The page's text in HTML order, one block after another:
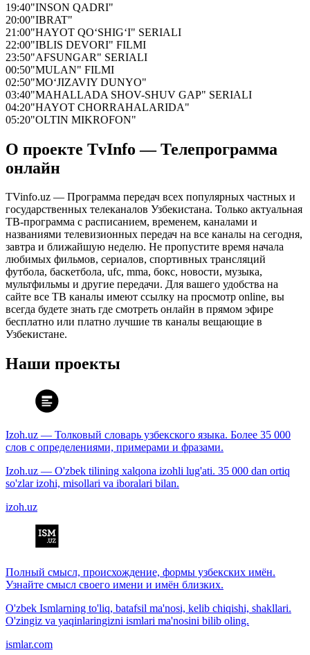
19:40"INSON QADRI"
20:00"IBRAT"
21:00"HAYOT QO‘SHIG‘I" SERIALI
22:00"IBLIS DEVORI" FILMI
23:50"AFSUNGAR" SERIALI
00:50"MULAN" FILMI
02:50"MO‘JIZAVIY DUNYO"
03:40"MAHALLADA SHOV-SHUV GAP" SERIALI
04:20"HAYOT CHORRAHALARIDA"
05:20"OLTIN MIKROFON"
О проекте TvInfo — Телепрограмма
онлайн
TVinfo.uz — Программа передач всех популярных частных и
государственных телеканалов Узбекистана. Только актуальная
ТВ-программа с расписанием, временем, каналами и
названиями телевизионных передач на все каналы на сегодня,
завтра и ближайшую неделю. Не пропустите время начала
любимых фильмов, сериалов, спортивных трансляций
футбола, баскетбола, ufc, mma, бокс, новости, музыка,
мультфильмы и другие передачи. Для вашего удобства на
сайте все ТВ каналы имеют ссылку на просмотр online, вы
всегда будете знать где смотреть онлайн в прямом эфире
бесплатно или платно лучшие тв каналы вещающие в
Узбекистане.
Наши проекты
Izoh.uz — Толковый словарь узбекского языка. Более 35 000
слов с определениями, примерами и фразами.
Izoh.uz — O'zbek tilining xalqona izohli lug'ati. 35 000 dan ortiq
so'zlar izohi, misollari va iboralari bilan.
izoh.uz
Полный смысл, происхождение, формы узбекских имён.
Узнайте смысл своего имени и имён близких.
O'zbek Ismlarning to'liq, batafsil ma'nosi, kelib chiqishi, shakllari.
O'zingiz va yaqinlaringizni ismlari ma'nosini bilib oling.
ismlar.com